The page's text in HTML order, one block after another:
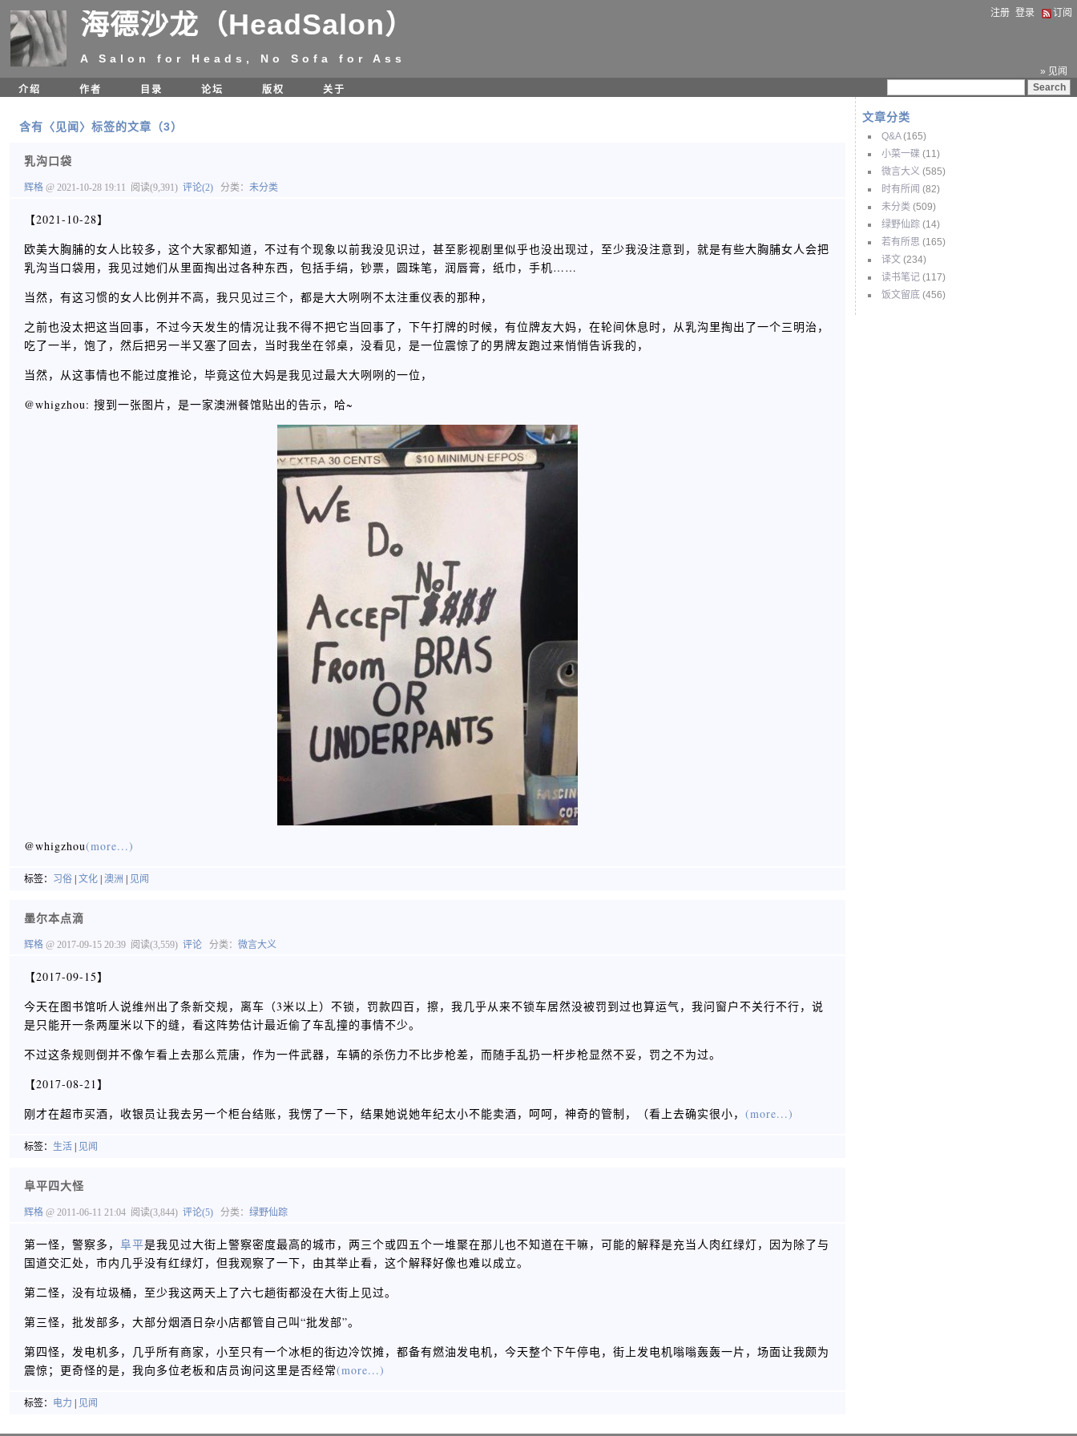
海德沙龙（HeadSalon）
A Salon for Heads, No Sofa for Ass
注册 登录 订阅
» 见闻
介绍
作者 目录 论坛 版权 关于
文章分类
Q&A(165)
小菜一碟 (11)
微言大义 (585)
时有所闻 (82)
未分类 (509)
绿野仙踪 (14)
若有所思 (165)
译文 (234)
读书笔记 (117)
饭文留底 (456)
含有〈见闻〉标签的文章（3）
乳沟口袋
辉格 @ 2021-10-28 19:11 阅读(9,391) 评论(2) 分类： 未分类
【2021-10-28】
欧美大胸脯的女人比较多，这个大家都知道，不过有个现象以前我没见识过，甚至影视剧里似乎也没出现过，至少我没注意到，就是有些大胸脯女人会把
乳沟当口袋用，我见过她们从里面掏出过各种东西，包括手绢，钞票，圆珠笔，润唇膏，纸巾，手机……
当然，有这习惯的女人比例并不高，我只见过三个，都是大大咧咧不太注重仪表的那种，
之前也没太把这当回事，不过今天发生的情况让我不得不把它当回事了，下午打牌的时候，有位牌友大妈，在轮间休息时，从乳沟里掏出了一个三明治，
吃了一半，饱了，然后把另一半又塞了回去，当时我坐在邻桌，没看见，是一位震惊了的男牌友跑过来悄悄告诉我的，
当然，从这事情也不能过度推论，毕竟这位大妈是我见过最大大咧咧的一位，
@whigzhou: 搜到一张图片，是一家澳洲餐馆贴出的告示，哈~ ​​​​
@whigzhou(more...)
标签： 习俗 文化 澳洲 见闻
墨尔本点滴
辉格 @ 2017-09-15 20:39 阅读(3,559) 评论 分类： 微言大义
【2017-09-15】
今天在图书馆听人说维州出了条新交规，离车（3米以上）不锁，罚款四百，擦，我几乎从来不锁车居然没被罚到过也算运气，我问窗户不关行不行，说
是只能开一条两厘米以下的缝，看这阵势估计最近偷了车乱撞的事情不少。
不过这条规则倒并不像乍看上去那么荒唐，作为一件武器，车辆的杀伤力不比步枪差，而随手乱扔一杆步枪显然不妥，罚之不为过。
【2017-08-21】
刚才在超市买酒，收银员让我去另一个柜台结账，我愣了一下，结果她说她年纪太小不能卖酒，呵呵，神奇的管制，（看上去确实很小， (more...)
标签： 生活 见闻
阜平四大怪
辉格 @ 2011-06-11 21:04 阅读(3,844) 评论(5) 分类： 绿野仙踪
第一怪，警察多， 阜平是我见过大街上警察密度最高的城市，两三个或四五个一堆聚在那儿也不知道在干嘛，可能的解释是充当人肉红绿灯，因为除了与
国道交汇处，市内几乎没有红绿灯，但我观察了一下，由其举止看，这个解释好像也难以成立。
第二怪，没有垃圾桶，至少我这两天上了六七趟街都没在大街上见过。
第三怪，批发部多，大部分烟酒日杂小店都管自己叫“批发部”。
第四怪，发电机多，几乎所有商家，小至只有一个冰柜的街边冷饮摊，都备有燃油发电机，今天整个下午停电，街上发电机嗡嗡轰轰一片，场面让我颇为
震惊；更奇怪的是，我向多位老板和店员询问这里是否经常(more...)
标签： 电力 见闻